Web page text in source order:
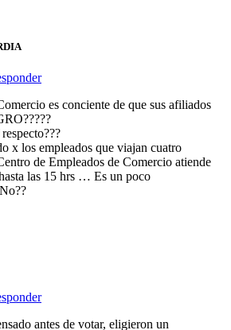
es conciente de que sus afiliados
x los empleados que viajan cuatro
de Empleados de Comercio atiende
las 15 hrs … Es un poco
antes de votar, eligieron un